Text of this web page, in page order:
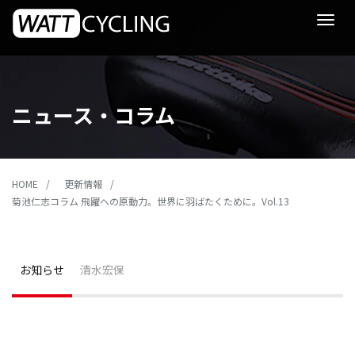
Toggle
ニュース・コラム
HOME
更新情報
菊池仁志コラム 飛躍への原動力。世界に羽ばたくために。Vol.13
お知らせ 清水宏保